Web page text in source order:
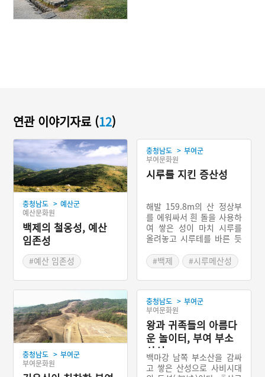
연관 이야기자료 (12)
충청남도 > 예산군
예산문화원
백제의 철옹성, 예산
임존성
#예산 임존성
충청남도 > 부여군
부여문화원
시루를 지킨 증산성
해발 159.8m의 산 정상부
를 에워싸서 흰 돌을 사용하
여 쌓은 성이 마치 시루를
올려놓고 시루테를 바른 듯
라고도 부르는 테뫼식 백제
산성이다. 538년(성왕 16)
수도를 사비로 옮기고 나서
수도를 보호하기 위해 쌓은
것으로 추정된다. 둘레는 약
600m이고 높이는 2∼3m
정도로 거의 무너진 상태이
지만, 성의 남쪽 부분은 비
교적 잘 남아 있다. 백제의
사비도성을 수비하기 위한
북쪽의 요충지로 서쪽의 미
#백제
#시루메산성
충청남도 > 부여군
부여문화원
충청남도 > 부여군
부여문화원
왕과 귀족들의 아름다
운 놀이터, 부여 부소
산성
백마강 남쪽 부소산을 감싸
고 쌓은 산성으로 사비시대